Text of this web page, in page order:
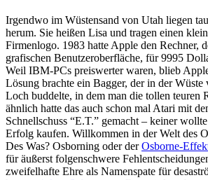
Irgendwo im Wüstensand von Utah liegen
herum. Sie heißen Lisa und tragen einen
Firmenlogo. 1983 hatte Apple den Rechner,
grafischen Benutzeroberfläche, für 9995
Weil IBM-PCs preiswerter waren, blieb
Lösung brachte ein Bagger, der in der Wüste
Loch buddelte, in dem man die tollen teuren
ähnlich hatte das auch schon mal Atari mit
Schnellschuss “E.T.” gemacht – keiner
Erfolg kaufen. Willkommen in der Welt des
Des Was? Osborning oder derOsborne-
für äußerst folgenschwere
zweifelhafte Ehre als Namenspate für